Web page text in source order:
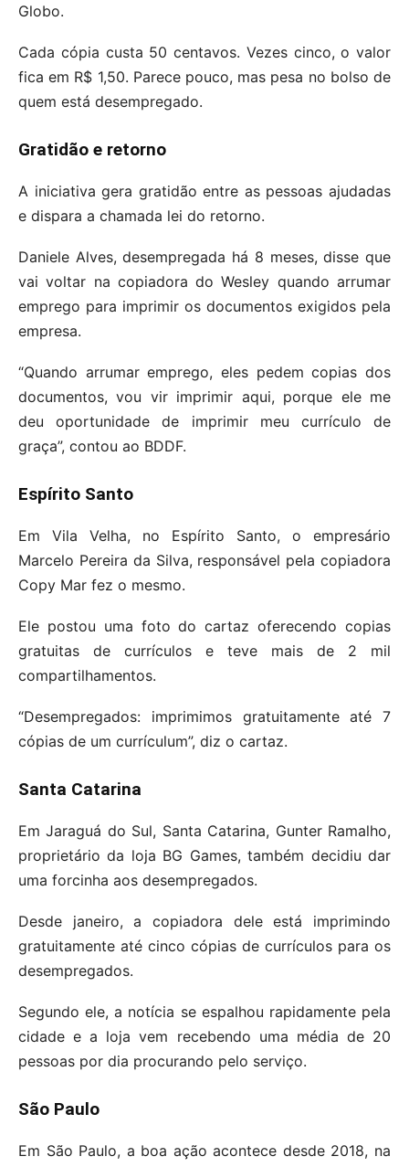
Globo.
Cada cópia custa 50 centavos. Vezes cinco, o valor
fica em R$ 1,50. Parece pouco, mas pesa no bolso de
quem está desempregado.
Gratidão e retorno
A iniciativa gera gratidão entre as pessoas ajudadas
e dispara a chamada lei do retorno.
Daniele Alves, desempregada há 8 meses, disse que
vai voltar na copiadora do Wesley quando arrumar
emprego para imprimir os documentos exigidos pela
empresa.
“Quando arrumar emprego, eles pedem copias dos
documentos, vou vir imprimir aqui, porque ele me
deu oportunidade de imprimir meu currículo de
graça”, contou ao BDDF.
Espírito Santo
Em Vila Velha, no Espírito Santo, o empresário
Marcelo Pereira da Silva, responsável pela copiadora
Copy Mar fez o mesmo.
Ele postou uma foto do cartaz oferecendo copias
gratuitas de currículos e teve mais de 2 mil
compartilhamentos.
“Desempregados: imprimimos gratuitamente até 7
cópias de um currículum”, diz o cartaz.
Santa Catarina
Em Jaraguá do Sul, Santa Catarina, Gunter Ramalho,
proprietário da loja BG Games, também decidiu dar
uma forcinha aos desempregados.
Desde janeiro, a copiadora dele está imprimindo
gratuitamente até cinco cópias de currículos para os
desempregados.
Segundo ele, a notícia se espalhou rapidamente pela
cidade e a loja vem recebendo uma média de 20
pessoas por dia procurando pelo serviço.
São Paulo
Em São Paulo, a boa ação acontece desde 2018, na